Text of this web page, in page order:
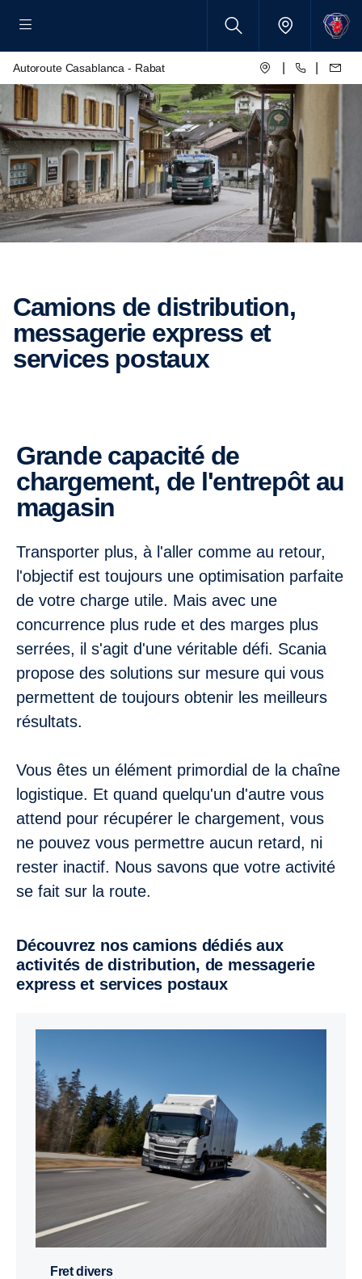
Autoroute Casablanca - Rabat
Camions de distribution,
messagerie express et
services postaux
Grande capacité de
chargement, de l'entrepôt au
magasin
Transporter plus, à l'aller comme au retour,
l'objectif est toujours une optimisation parfaite
de votre charge utile. Mais avec une
concurrence plus rude et des marges plus
serrées, il s'agit d'une véritable défi. Scania
propose des solutions sur mesure qui vous
permettent de toujours obtenir les meilleurs
résultats.
Vous êtes un élément primordial de la chaîne
logistique. Et quand quelqu'un d'autre vous
attend pour récupérer le chargement, vous
ne pouvez vous permettre aucun retard, ni
rester inactif. Nous savons que votre activité
se fait sur la route.
Découvrez nos camions dédiés aux
activités de distribution, de messagerie
express et services postaux
Fret divers